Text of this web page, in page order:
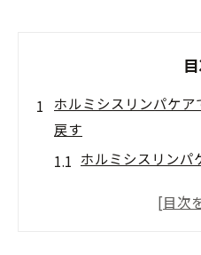
ホルミシスリンパケ
戻す
ホルミシスリンパ
四日市市で人気